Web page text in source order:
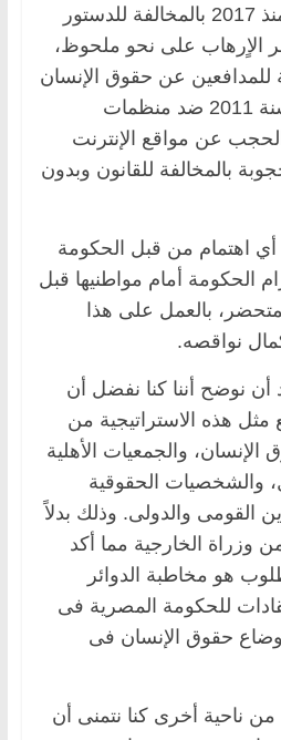
الطوارىء المفروضة منذ 2017 بالمخالفة للدستور
الاٍرهاب على نحو ملحوظ،
للمدافعين عن حقوق الإنسان
وإغلاق القضية 173 لسنة 2011 ضد منظمات
عن مواقع الإنترنت
بالمخالفة للقانون وبدون
أي اهتمام من قبل الحكومة
الحكومة أمام مواطنيها قبل
بالعمل على هذا
نواقصه.
أن نوضح أننا كنا نفضل أن
هذه الاستراتيجية من
والجمعيات الأهلية
والشخصيات الحقوقية
القومى والدولى. وذلك بدلاً
وزراة الخارجية مما أكد
هو مخاطبة الدوائر
للحكومة المصرية فى
حقوق الإنسان فى
ناحية أخرى كنا نتمنى أن